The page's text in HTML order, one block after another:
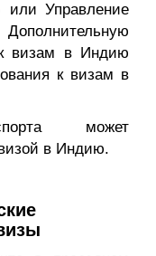
или Управление
визам в Индию
к визам в
может
в Индию.